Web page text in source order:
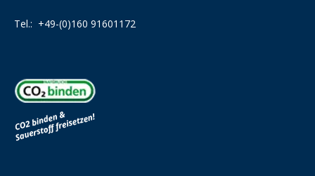
Tel.: +49-(0)160 91601172